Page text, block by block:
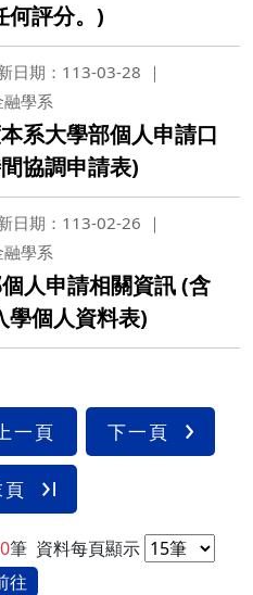
何評分。)
日期：113-03-28
學系
系大學部個人申請口
協調申請表)
日期：113-02-26
學系
人申請相關資訊 (含
學個人資料表)
一頁 下一頁
筆 資料每頁顯示
往